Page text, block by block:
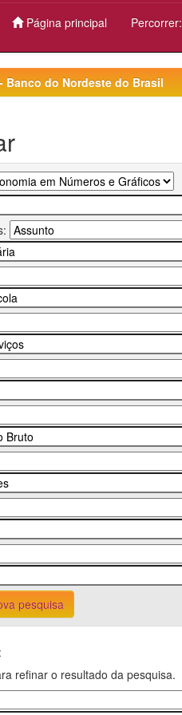
Página principal Percorrer:
Banco do Nordeste do Brasil
pesquisa
refinar o resultado da pesquisa.